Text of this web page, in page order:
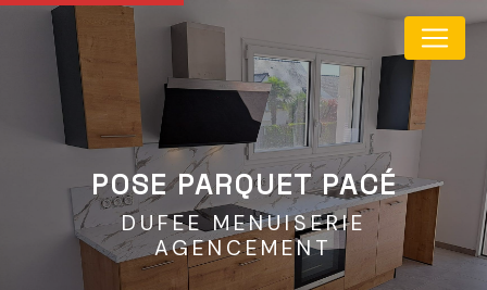
POSE PARQUET PACÉ
DUFEE MENUISERIE
AGENCEMENT
Panneau de gestion des cookies